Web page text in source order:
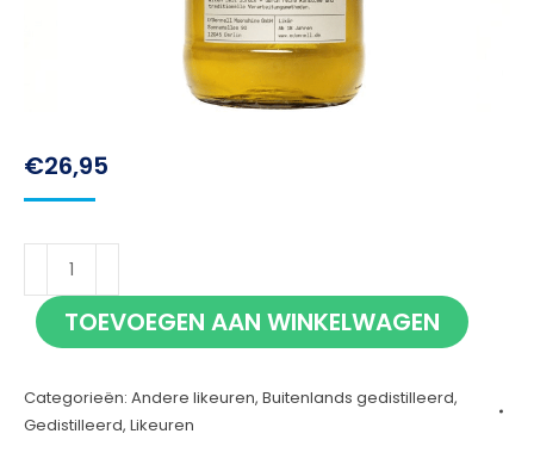
€26,95
O'Donnell
Aperitivo
70cl TOEVOEGEN AAN WINKELWAGEN
Categorieën: Andere likeuren, Buitenlands gedistilleerd,
Gedistilleerd, Likeuren